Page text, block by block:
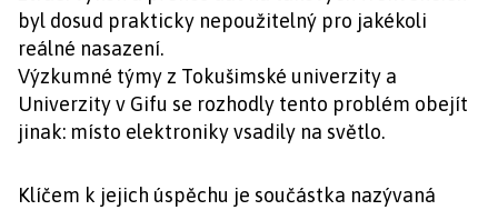
byl dosud prakticky nepoužitelný pro jakékoli
reálné nasazení.
Výzkumné týmy z Tokušimské univerzity a
Univerzity v Gifu se rozhodly tento problém obejít
jinak: místo elektroniky vsadily na světlo.
Klíčem k jejich úspěchu je součástka nazývaná